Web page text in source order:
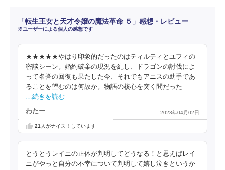
「転生王女と天才令嬢の魔法革命 ５」感想・レビュー
※ユーザーによる個人の感想です
★★★★★やはり印象的だったのはティルティとユフィの
密談シーン。婚約破棄の現況を糺し、ドラゴンの討伐によ
って名誉の回復も果たした今、それでもアニスの助手であ
ることを望むのは何故か。物語の核心を突く問だった
…続きを読む
わたー 2023年04月02日
21人がナイス！しています
とうとうレイニの正体が判明してどうなる！と思えばレイ
ニがやっと自分の不幸について判明して嬉し泣きというか